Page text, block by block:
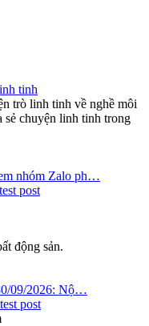
tinh
trò linh tinh về nghề môi
sẻ chuyện linh tinh trong
nhóm Zalo ph…
post
động sản.
09/2026: Nộ…
post